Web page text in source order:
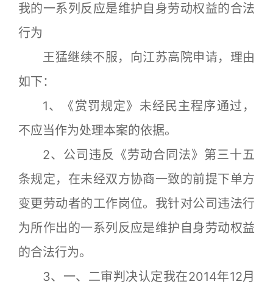
我的一系列反应是维护自身劳动权益的合法
行为
王猛继续不服，向江苏高院申请，理由
如下：
1、《赏罚规定》未经民主程序通过，
不应当作为处理本案的依据。
2、公司违反《劳动合同法》第三十五
条规定，在未经双方协商一致的前提下单方
变更劳动者的工作岗位。我针对公司违法行
为所作出的一系列反应是维护自身劳动权益
的合法行为。
3、一、二审判决认定我在2014年12月